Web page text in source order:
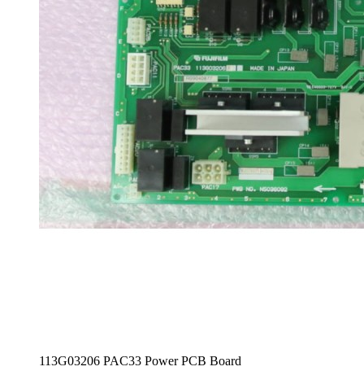
113G03206 PAC33 Power PCB Board